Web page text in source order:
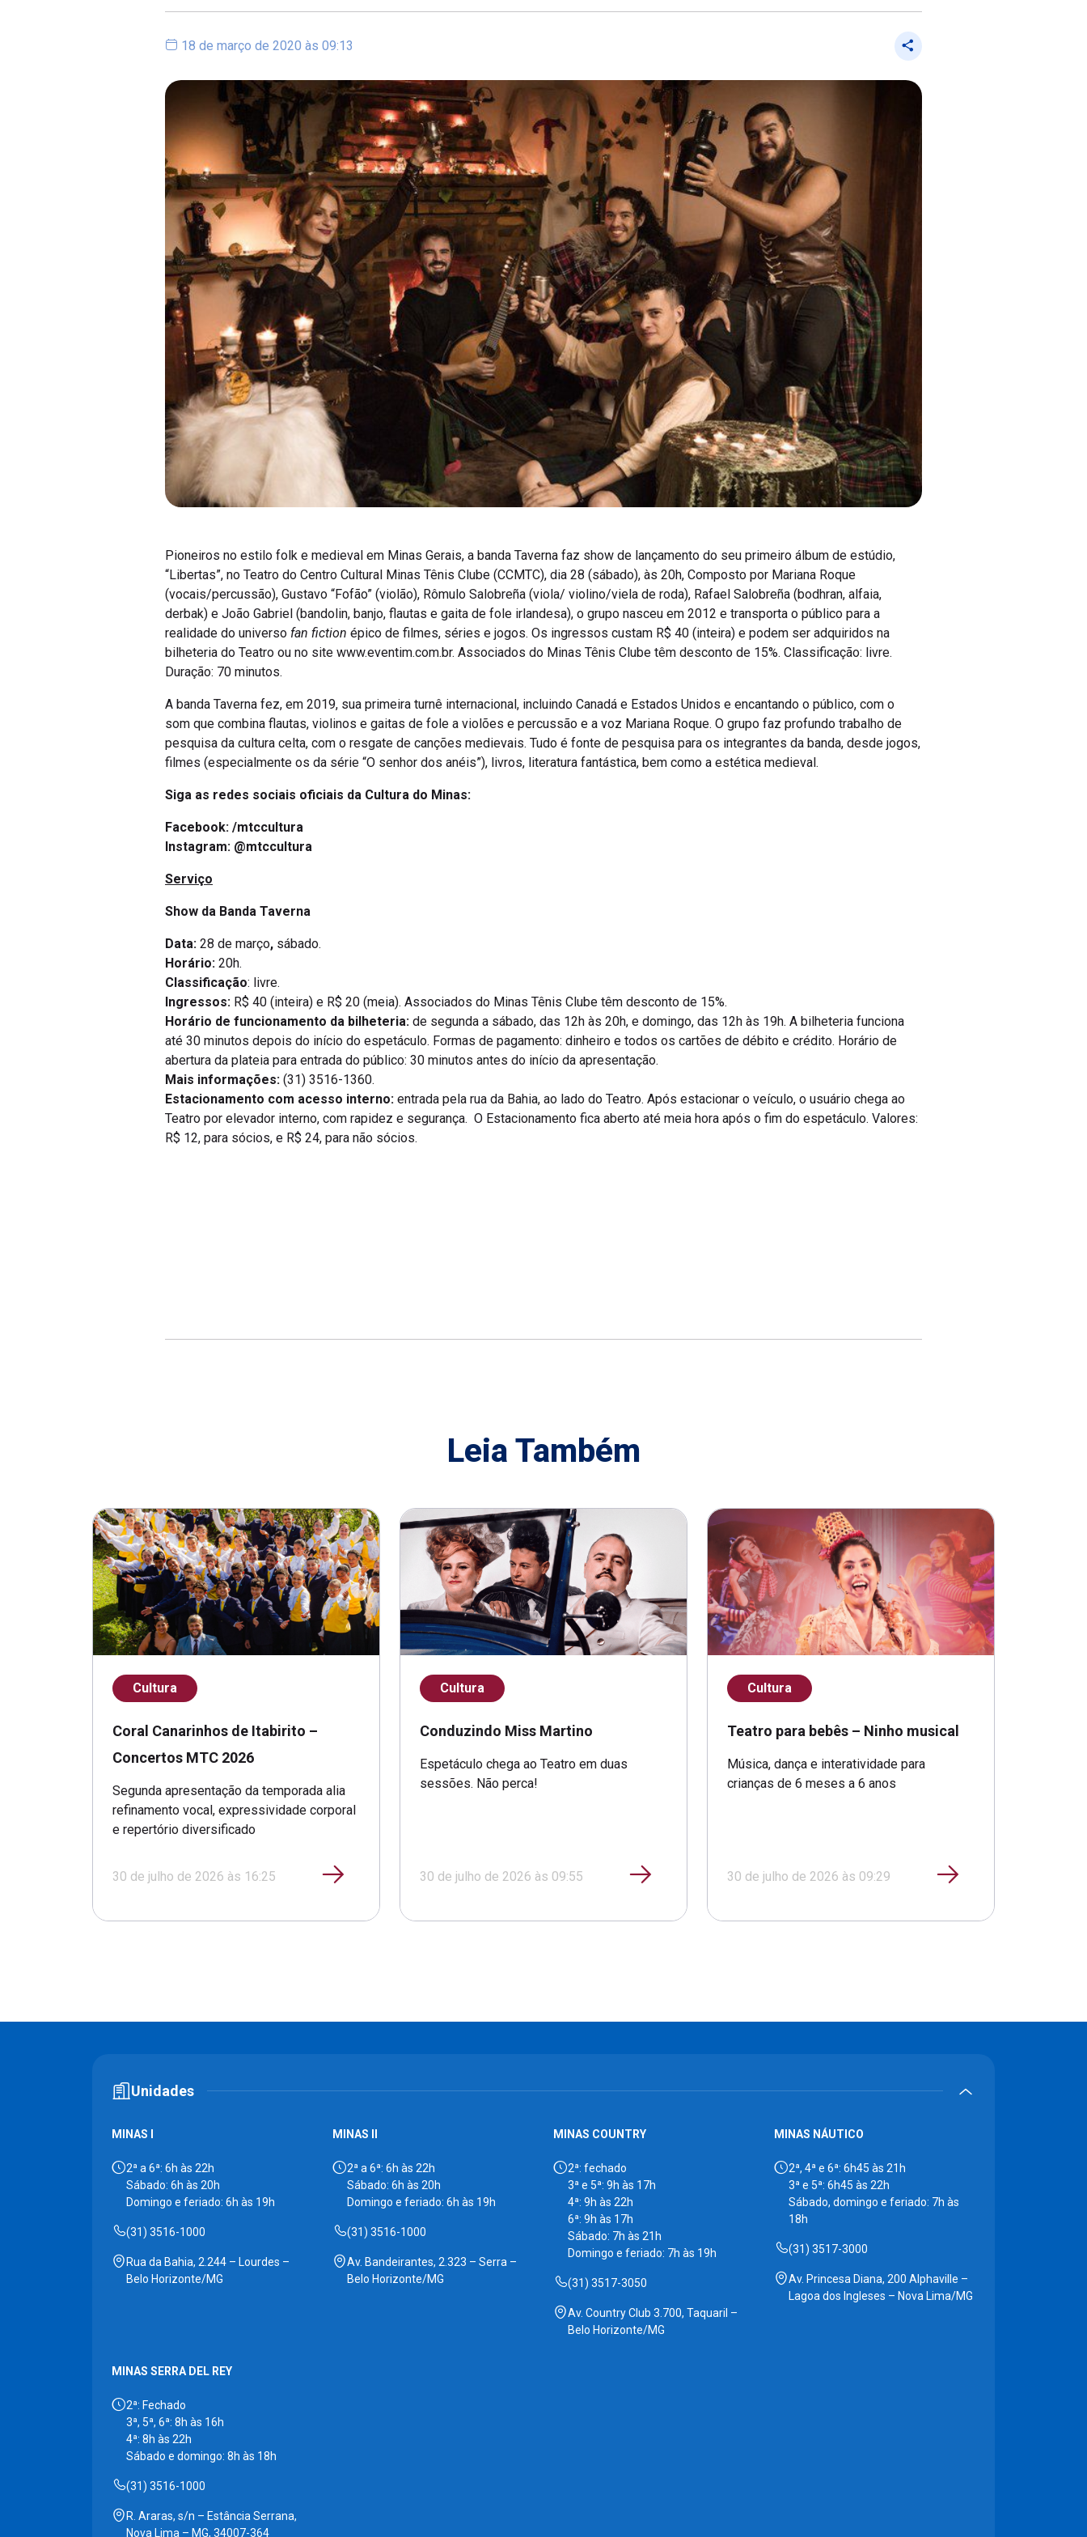
18 de março de 2020 às 09:13
Pioneiros no estilo folk e medieval em Minas Gerais, a banda Taverna faz show de lançamento do seu primeiro álbum de estúdio,
“Libertas”, no Teatro do Centro Cultural Minas Tênis Clube (CCMTC), dia 28 (sábado), às 20h, Composto por Mariana Roque
(vocais/percussão), Gustavo “Fofão” (violão), Rômulo Salobreña (viola/ violino/viela de roda), Rafael Salobreña (bodhran, alfaia,
derbak) e João Gabriel (bandolin, banjo, flautas e gaita de fole irlandesa), o grupo nasceu em 2012 e transporta o público para a
realidade do universo fan fiction épico de filmes, séries e jogos. Os ingressos custam R$ 40 (inteira) e podem ser adquiridos na
bilheteria do Teatro ou no site www.eventim.com.br. Associados do Minas Tênis Clube têm desconto de 15%. Classificação: livre.
Duração: 70 minutos.
A banda Taverna fez, em 2019, sua primeira turnê internacional, incluindo Canadá e Estados Unidos e encantando o público, com o
som que combina flautas, violinos e gaitas de fole a violões e percussão e a voz Mariana Roque. O grupo faz profundo trabalho de
pesquisa da cultura celta, com o resgate de canções medievais. Tudo é fonte de pesquisa para os integrantes da banda, desde jogos,
filmes (especialmente os da série “O senhor dos anéis”), livros, literatura fantástica, bem como a estética medieval.
Siga as redes sociais oficiais da Cultura do Minas:
Facebook: /mtccultura
Instagram: @mtccultura
Serviço
Show da Banda Taverna
Data: 28 de março, sábado.
Horário: 20h.
Classificação: livre.
Ingressos: R$ 40 (inteira) e R$ 20 (meia). Associados do Minas Tênis Clube têm desconto de 15%.
Horário de funcionamento da bilheteria: de segunda a sábado, das 12h às 20h, e domingo, das 12h às 19h. A bilheteria funciona
até 30 minutos depois do início do espetáculo. Formas de pagamento: dinheiro e todos os cartões de débito e crédito. Horário de
abertura da plateia para entrada do público: 30 minutos antes do início da apresentação.
Mais informações: (31) 3516-1360.
Estacionamento com acesso interno: entrada pela rua da Bahia, ao lado do Teatro. Após estacionar o veículo, o usuário chega ao
Teatro por elevador interno, com rapidez e segurança. O Estacionamento fica aberto até meia hora após o fim do espetáculo. Valores:
R$ 12, para sócios, e R$ 24, para não sócios.
Leia Também
Cultura
Coral Canarinhos de Itabirito –
Concertos MTC 2026
Segunda apresentação da temporada alia
refinamento vocal, expressividade corporal
e repertório diversificado
30 de julho de 2026 às 16:25
Cultura
Conduzindo Miss Martino
Espetáculo chega ao Teatro em duas
sessões. Não perca!
30 de julho de 2026 às 09:55
Cultura
Teatro para bebês – Ninho musical
Música, dança e interatividade para
crianças de 6 meses a 6 anos
30 de julho de 2026 às 09:29
Unidades
MINAS I
2ª a 6ª: 6h às 22h
Sábado: 6h às 20h
Domingo e feriado: 6h às 19h
(31) 3516-1000
Rua da Bahia, 2.244 – Lourdes –
Belo Horizonte/MG
MINAS II
2ª a 6ª: 6h às 22h
Sábado: 6h às 20h
Domingo e feriado: 6h às 19h
(31) 3516-1000
Av. Bandeirantes, 2.323 – Serra –
Belo Horizonte/MG
MINAS COUNTRY
2ª: fechado
3ª e 5ª: 9h às 17h
4ª: 9h às 22h
6ª: 9h às 17h
Sábado: 7h às 21h
Domingo e feriado: 7h às 19h
(31) 3517-3050
Av. Country Club 3.700, Taquaril –
Belo Horizonte/MG
MINAS NÁUTICO
2ª, 4ª e 6ª: 6h45 às 21h
3ª e 5ª: 6h45 às 22h
Sábado, domingo e feriado: 7h às
18h
(31) 3517-3000
Av. Princesa Diana, 200 Alphaville –
Lagoa dos Ingleses – Nova Lima/MG
MINAS SERRA DEL REY
2ª: Fechado
3ª, 5ª, 6ª: 8h às 16h
4ª: 8h às 22h
Sábado e domingo: 8h às 18h
(31) 3516-1000
R. Araras, s/n – Estância Serrana,
Nova Lima – MG, 34007-364